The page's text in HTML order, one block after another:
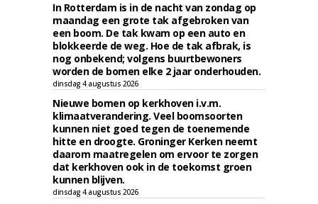
In Rotterdam is in de nacht van zondag op
maandag een grote tak afgebroken van
een boom. De tak kwam op een auto en
blokkeerde de weg. Hoe de tak afbrak, is
nog onbekend; volgens buurtbewoners
worden de bomen elke 2 jaar onderhouden.
dinsdag 4 augustus 2026
Nieuwe bomen op kerkhoven i.v.m.
klimaatverandering. Veel boomsoorten
kunnen niet goed tegen de toenemende
hitte en droogte. Groninger Kerken neemt
daarom maatregelen om ervoor te zorgen
dat kerkhoven ook in de toekomst groen
kunnen blijven.
dinsdag 4 augustus 2026